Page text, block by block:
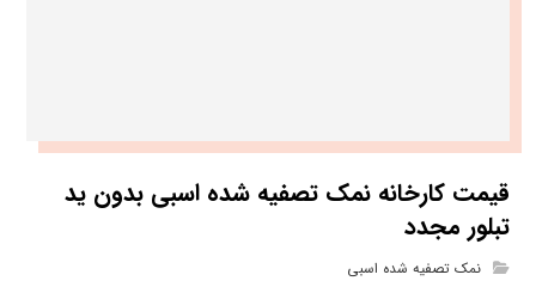
قیمت کارخانه نمک تصفیه شده اسبی بدون ید
تبلور مجدد
نمک تصفیه شده اسبی